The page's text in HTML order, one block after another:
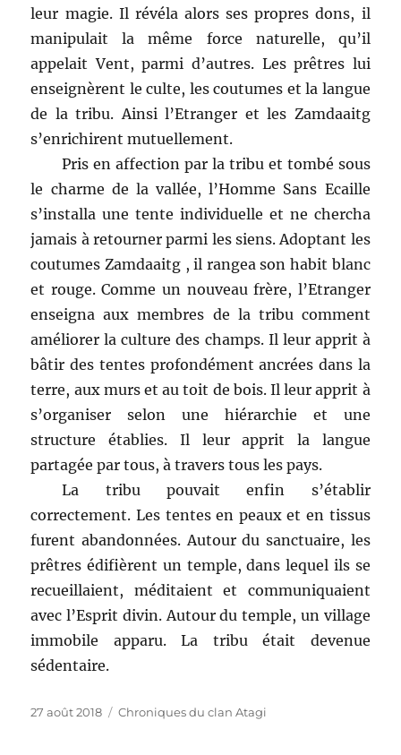
leur magie. Il révéla alors ses propres dons, il
manipulait la même force naturelle, qu’il
appelait Vent, parmi d’autres. Les prêtres lui
enseignèrent le culte, les coutumes et la langue
de la tribu. Ainsi l’Etranger et les Zamdaaitg
s’enrichirent mutuellement.
Pris en affection par la tribu et tombé sous
le charme de la vallée, l’Homme Sans Ecaille
s’installa une tente individuelle et ne chercha
jamais à retourner parmi les siens. Adoptant les
coutumes Zamdaaitg , il rangea son habit blanc
et rouge. Comme un nouveau frère, l’Etranger
enseigna aux membres de la tribu comment
améliorer la culture des champs. Il leur apprit à
bâtir des tentes profondément ancrées dans la
terre, aux murs et au toit de bois. Il leur apprit à
s’organiser selon une hiérarchie et une
structure établies. Il leur apprit la langue
partagée par tous, à travers tous les pays.
La tribu pouvait enfin s’établir
correctement. Les tentes en peaux et en tissus
furent abandonnées. Autour du sanctuaire, les
prêtres édifièrent un temple, dans lequel ils se
recueillaient, méditaient et communiquaient
avec l’Esprit divin. Autour du temple, un village
immobile apparu. La tribu était devenue
sédentaire.
Publié
27 août 2018 Catégories
Chroniques du clan Atagi